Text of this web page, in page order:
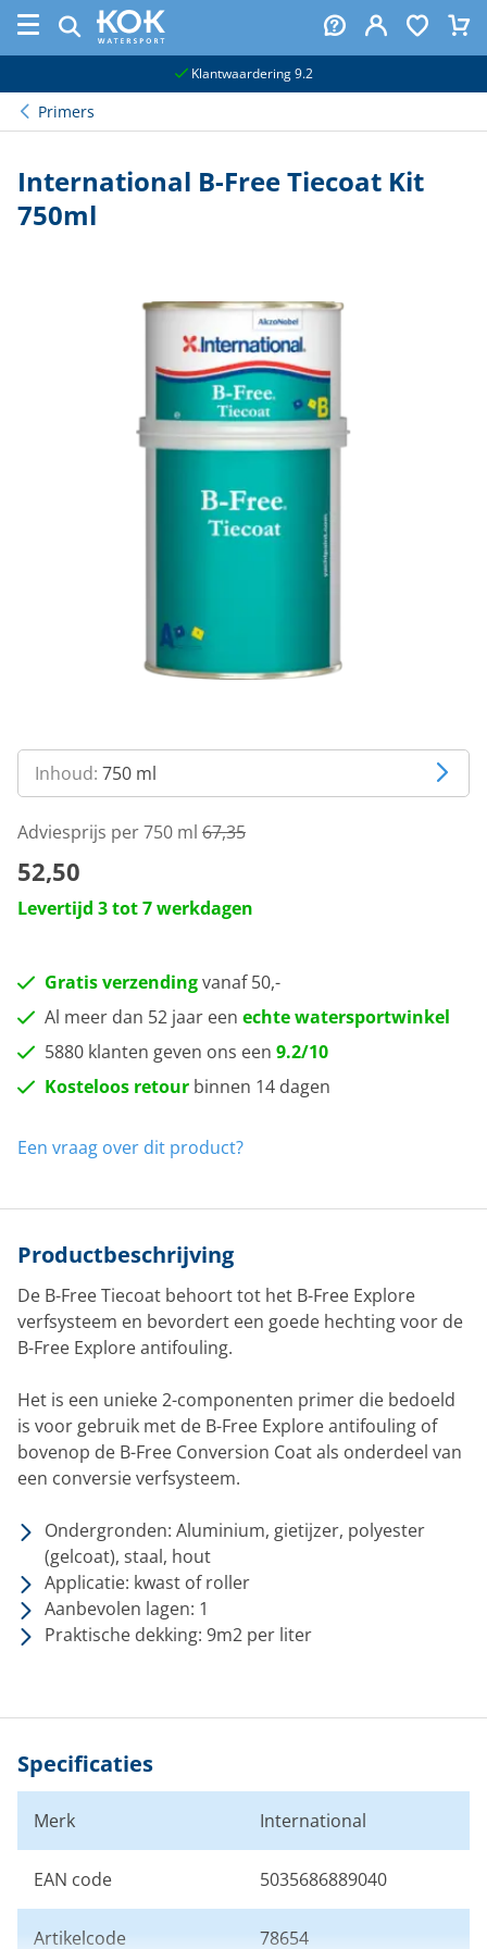
Klantwaardering 9.2
Primers
International B-Free Tiecoat Kit
750ml
Inhoud: 750 ml
Adviesprijs per 750 ml 67,35
52,50
Levertijd 3 tot 7 werkdagen
Gratis verzendingvanaf 50,-
Al meer dan 52 jaar een echte watersportwinkel
5880 klanten geven ons een 9.2/10
Kosteloos retour binnen 14 dagen
Een vraag over dit product?
Productbeschrijving
De B-Free Tiecoat behoort tot het B-Free Explore
verfsysteem en bevordert een goede hechting voor de
B-Free Explore antifouling.
Het is een unieke 2-componenten primer die bedoeld
is voor gebruik met de B-Free Explore antifouling of
bovenop de B-Free Conversion Coat als onderdeel van
een conversie verfsysteem.
Ondergronden: Aluminium, gietijzer, polyester
(gelcoat), staal, hout
Applicatie: kwast of roller
Aanbevolen lagen: 1
Praktische dekking: 9m2 per liter
Specificaties
Merk International
EAN code 5035686889040
Artikelcode 78654